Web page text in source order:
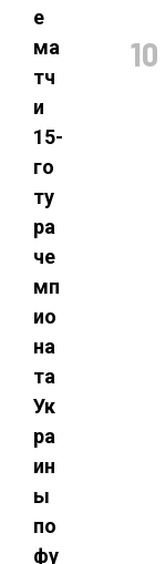
е
ма
тч
и
15-
го
ту
ра
че
мп
ио
на
та
Ук
ра
ин
ы
по
фу